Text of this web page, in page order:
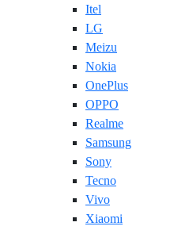
Itel
LG
Meizu
Nokia
OnePlus
OPPO
Realme
Samsung
Sony
Tecno
Vivo
Xiaomi